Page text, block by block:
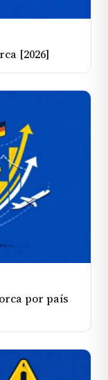
[2026]
por país